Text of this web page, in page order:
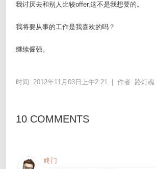
我讨厌去和别人比较offer,这不是我想要的。
我将要从事的工作是我喜欢的吗？
继续倔强。
时间: 2012年11月03日上午2:21 |作者: 路灯魂
10 COMMENTS
咚门